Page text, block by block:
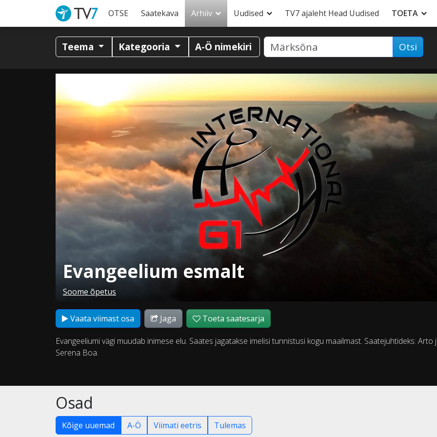
OTSE Saatekava Arhiiv Uudised TV7 ajaleht Head Uudised TOETA
Teema Kategooria A-Ö nimekiri Otsi
Evangeelium esmalt
Soome õpetus
Vaata viimast osa Jaga Toeta saatesarja
Evangeeliumi vägi muudab inimese elu. Saates jagatakse imelisi tunnistusi kogu maailmast. Saatejuhtideks: Arto
Serena Boa.
Osad
Kõige uuemad A-Ö Viimati eetris Tulemas